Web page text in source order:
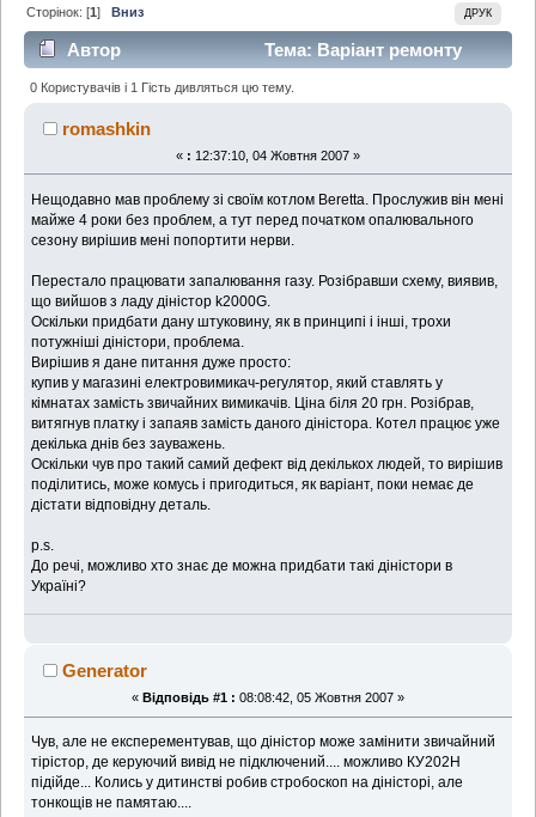
ДРУК
Сторінок: [1]Вниз
Автор
Тема: Варіант ремонту
запалювання в настінних котлах (Прочитано 2378
раз)
0 Користувачів і 1 Гість дивляться цю тему.
romashkin
« : 12:37:10, 04 Жовтня 2007 »
Нещодавно мав проблему зі своїм котлом Beretta. Прослужив він мені
майже 4 роки без проблем, а тут перед початком опалювального
сезону вирішив мені попортити нерви.
Перестало працювати запалювання газу. Розібравши схему, виявив,
що вийшов з ладу діністор k2000G.
Оскільки придбати дану штуковину, як в принципі і інші, трохи
потужніші діністори, проблема.
Вирішив я дане питання дуже просто:
купив у магазині електровимикач-регулятор, який ставлять у
кімнатах замість звичайних вимикачів. Ціна біля 20 грн. Розібрав,
витягнув платку і запаяв замість даного діністора. Котел працює уже
декілька днів без зауважень.
Оскільки чув про такий самий дефект від декількох людей, то вирішив
поділитись, може комусь і пригодиться, як варіант, поки немає де
дістати відповідну деталь.
p.s.
До речі, можливо хто знає де можна придбати такі діністори в
Україні?
Generator
« Відповідь #1 : 08:08:42, 05 Жовтня 2007 »
Чув, але не експерементував, що діністор може замінити звичайний
тірістор, де керуючий вивід не підключений.... можливо КУ202Н
підійде... Колись у дитинстві робив стробоскоп на діністорі, але
тонкощів не памятаю....